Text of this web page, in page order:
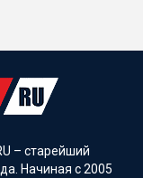
– старейший
Начиная с 2005